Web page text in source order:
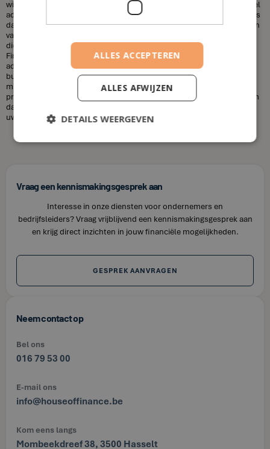
wilt sparen voor uw kinderen, uw pensioen, of een huis, een financieel
adviseur kan u helpen uw doelen te bereiken. Een andere misvatting is
dat financieel adviseurs duur zijn. Dit is niet altijd het geval. De kosten
van een financieel adviseur kunnen variëren, afhankelijk van de
diensten die u nodig heeft en uw financiële situatie. Bij House of
Finance bieden wij betaalbare tarieven voor onze financiële
adviesdiensten, zodat u uw financiën kunt optimaliseren zonder uw
budget te overschrijden. Kortom, laat u niet misleiden door de
misvattingen over financieel adviseurs. Als u op zoek bent naar
professioneel en betrouwbaar financieel advies in Grotenberge, neem
dan contact op met House of Finance. Wij staan klaar om u te helpen
uw financiële doelen te bereiken.
Vraag een kennismakingsgesprek aan
Interesse in onze diensten voor ondernemers en
bedrijfsleiders? Vraag vrijblijvend een kennismakingsgesprek aan
en krijg direct inzichten in jouw financiële mogelijkheden.
GESPREK AANVRAGEN
Neem contact op
Bel ons
016 79 53 00
E-mail ons
info@houseoffinance.be
Kom eens langs
Mombeekdreef 38, 3500 Hasselt
ALLES ACCEPTEREN
ALLES AFWIJZEN
DETAILS WEERGEVEN